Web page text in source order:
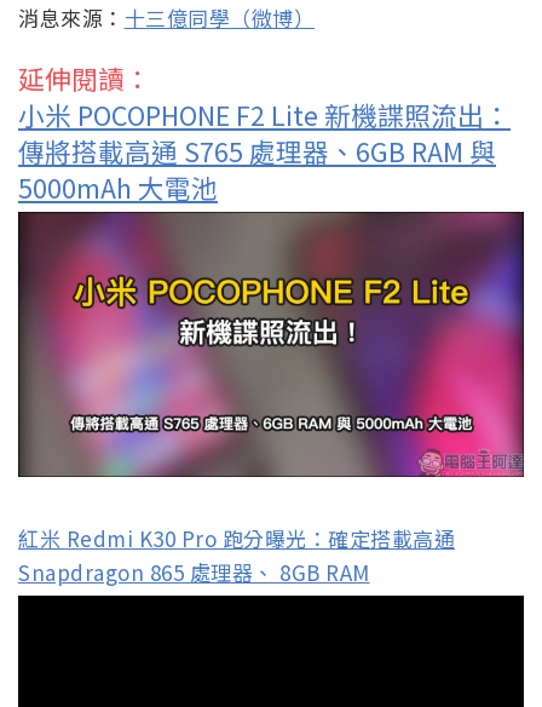
消息來源： 十三億同學（微博）
延伸閱讀：
小米 POCOPHONE F2 Lite 新機諜照流出：
傳將搭載高通 S765 處理器、6GB RAM 與
5000mAh 大電池
紅米 Redmi K30 Pro 跑分曝光：確定搭載高通
Snapdragon 865 處理器、 8GB RAM